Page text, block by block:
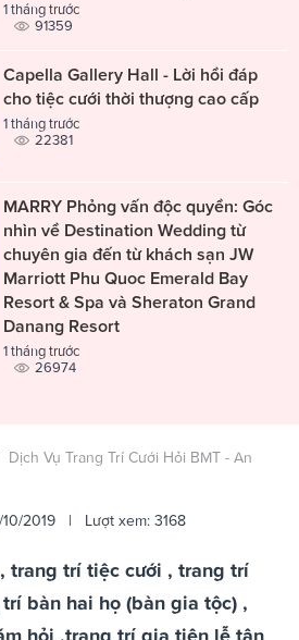
1 tháng trước
91359
Capella Gallery Hall - Lời hồi đáp
cho tiệc cưới thời thượng cao cấp
1 tháng trước
22381
MARRY Phỏng vấn độc quyền: Góc
nhìn về Destination Wedding từ
chuyên gia đến từ khách sạn JW
Marriott Phu Quoc Emerald Bay
Resort & Spa và Sheraton Grand
Danang Resort
1 tháng trước
26974
Dịch Vụ Trang Trí Cưới Hỏi BMT - An
10/2019 | Lượt xem: 3168
trang trí tiệc cưới , trang trí
bàn hai họ (bàn gia tộc) ,